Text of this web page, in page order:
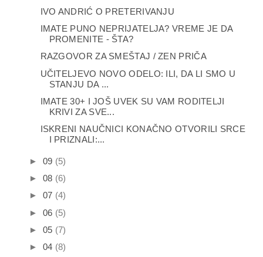
IVO ANDRIĆ O PRETERIVANJU
IMATE PUNO NEPRIJATELJA? VREME JE DA
PROMENITE - ŠTA?
RAZGOVOR ZA SMEŠTAJ / ZEN PRIČA
UČITELJEVO NOVO ODELO: ILI, DA LI SMO U
STANJU DA ...
IMATE 30+ I JOŠ UVEK SU VAM RODITELJI
KRIVI ZA SVE...
ISKRENI NAUČNICI KONAČNO OTVORILI SRCE
I PRIZNALI:...
► 09 (5)
► 08 (6)
► 07 (4)
► 06 (5)
► 05 (7)
► 04 (8)